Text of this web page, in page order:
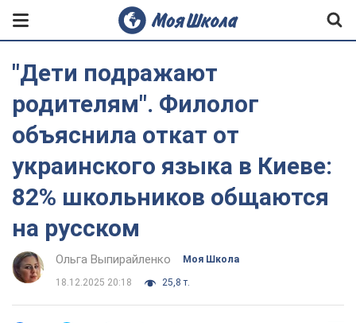
"Дети подражают
родителям". Филолог
объяснила откат от
украинского языка в Киеве:
82% школьников общаются
на русском
Ольга Выпирайленко Моя Школа
18.12.2025 20:18 25,8 т.